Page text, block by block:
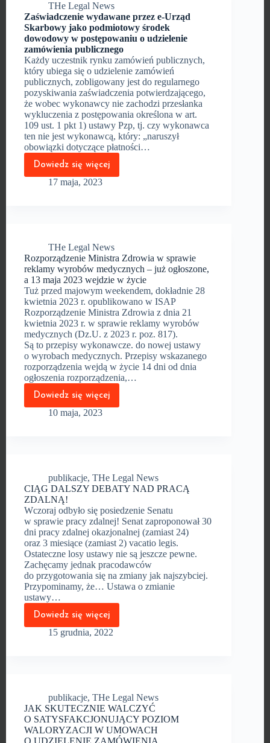
THe Legal News
Zaświadczenie wydawane przez e-Urząd
Skarbowy jako podmiotowy środek
dowodowy w postępowaniu o udzielenie
zamówienia publicznego
Każdy uczestnik rynku zamówień publicznych,
który ubiega się o udzielenie zamówień
publicznych, zobligowany jest do regularnego
pozyskiwania zaświadczenia potwierdzającego,
że wobec wykonawcy nie zachodzi przesłanka
wykluczenia z postępowania określona w art.
109 ust. 1 pkt 1) ustawy Pzp, tj. czy wykonawca
ten nie jest wykonawcą, który: „naruszył
obowiązki dotyczące płatności…
Dowiedz się więcej
Zaświadczenie
wydawane
przez e-
w postępowaniu
o udzielenie
zamówienia
publicznego
17 maja, 2023
THe Legal News
Rozporządzenie Ministra Zdrowia w sprawie
reklamy wyrobów medycznych – już ogłoszone,
a 13 maja 2023 wejdzie w życie
Tuż przed majowym weekendem, dokładnie 28
kwietnia 2023 r. opublikowano w ISAP
Rozporządzenie Ministra Zdrowia z dnia 21
kwietnia 2023 r. w sprawie reklamy wyrobów
medycznych (Dz.U. z 2023 r. poz. 817).
Są to przepisy wykonawcze. do nowej ustawy
o wyrobach medycznych. Przepisy wskazanego
rozporządzenia wejdą w życie 14 dni od dnia
ogłoszenia rozporządzenia,…
Dowiedz się więcej
Rozporządzenie
Ministra
Zdrowia
ogłoszone,
a 13
2023
wejdzie
w życie
10 maja, 2023
publikacje, THe Legal News
CIĄG DALSZY DEBATY NAD PRACĄ
ZDALNĄ!
Wczoraj odbyło się posiedzenie Senatu
w sprawie pracy zdalnej! Senat zaproponował 30
dni pracy zdalnej okazjonalnej (zamiast 24)
oraz 3 miesiące (zamiast 2) vacatio legis.
Ostateczne losy ustawy nie są jeszcze pewne.
Zachęcamy jednak pracodawców
do przygotowania się na zmiany jak najszybciej.
Przypominamy, że… Ustawa o zmianie
ustawy…
Dowiedz się więcej
CIĄG
DALSZY
DEBATY
15 grudnia, 2022
publikacje, THe Legal News
JAK SKUTECZNIE WALCZYĆ
O SATYSFAKCJONUJĄCY POZIOM
WALORYZACJI W UMOWACH
O UDZIELENIE ZAMÓWIENIA